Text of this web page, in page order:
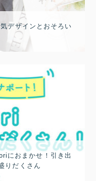
デザインとおそろい
におまかせ！引き出
りだくさん